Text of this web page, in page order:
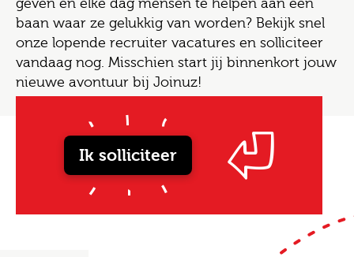
geven én elke dag mensen te helpen aan een
baan waar ze gelukkig van worden? Bekijk snel
onze lopende recruiter vacatures en solliciteer
vandaag nog. Misschien start jij binnenkort jouw
nieuwe avontuur bij Joinuz!
Ik solliciteer